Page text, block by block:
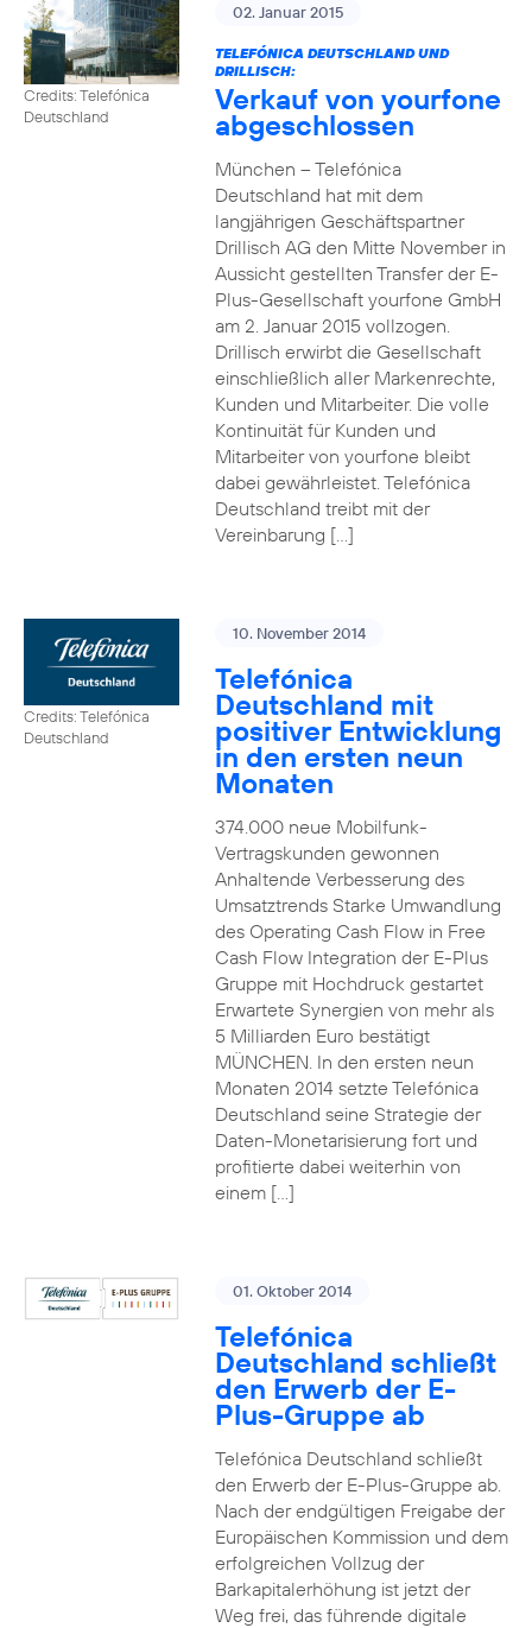
Credits: Telefónica
Deutschland
02. Januar 2015
TELEFÓNICA DEUTSCHLAND UND
DRILLISCH:
Verkauf von yourfone
abgeschlossen
München – Telefónica
Deutschland hat mit dem
langjährigen Geschäftspartner
Drillisch AG den Mitte November in
Aussicht gestellten Transfer der E-
Plus-Gesellschaft yourfone GmbH
am 2. Januar 2015 vollzogen.
Drillisch erwirbt die Gesellschaft
einschließlich aller Markenrechte,
Kunden und Mitarbeiter. Die volle
Kontinuität für Kunden und
Mitarbeiter von yourfone bleibt
dabei gewährleistet. Telefónica
Deutschland treibt mit der
Vereinbarung […]
Credits: Telefónica
Deutschland
10. November 2014
Telefónica
Deutschland mit
positiver Entwicklung
in den ersten neun
Monaten
374.000 neue Mobilfunk-
Vertragskunden gewonnen
Anhaltende Verbesserung des
Umsatztrends Starke Umwandlung
des Operating Cash Flow in Free
Cash Flow Integration der E-Plus
Gruppe mit Hochdruck gestartet
Erwartete Synergien von mehr als
5 Milliarden Euro bestätigt
MÜNCHEN. In den ersten neun
Monaten 2014 setzte Telefónica
Deutschland seine Strategie der
Daten-Monetarisierung fort und
profitierte dabei weiterhin von
einem […]
01. Oktober 2014
Telefónica
Deutschland schließt
den Erwerb der E-
Plus-Gruppe ab
Telefónica Deutschland schließt
den Erwerb der E-Plus-Gruppe ab.
Nach der endgültigen Freigabe der
Europäischen Kommission und dem
erfolgreichen Vollzug der
Barkapitalerhöhung ist jetzt der
Weg frei, das führende digitale